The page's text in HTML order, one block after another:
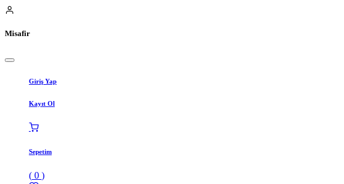
Misafir
Giriş Yap
Kayıt Ol
Sepetim
( 0 )